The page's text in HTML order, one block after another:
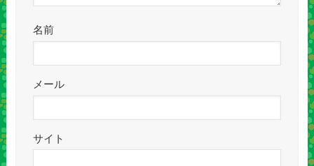
名前
メール
サイト